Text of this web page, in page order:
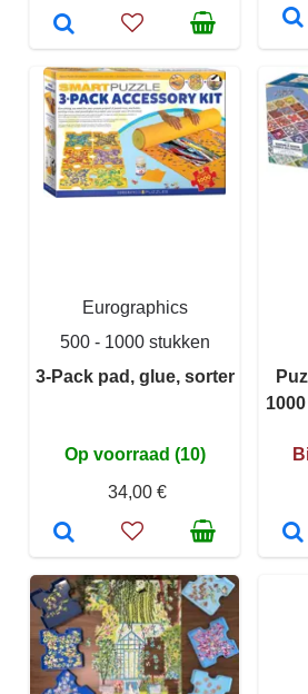
Eurographics
500 - 1000 stukken
3-Pack pad, glue, sorter
Op voorraad (10)
34,00 €